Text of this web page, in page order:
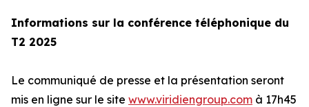
Informations sur la conférence téléphonique du
T2 2025
Le communiqué de presse et la présentation seront
mis en ligne sur le site www.viridiengroup.com à 17h45